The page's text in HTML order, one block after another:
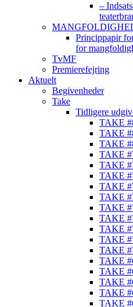
–
Princippapir
for
TvMF
Premierefejring
Aktuelt
Begivenheder
Take
Tidligere
TAKE
TAKE
TAKE
TAKE
TAKE
TAKE
TAKE
TAKE
TAKE
TAKE
TAKE
TAKE
TAKE
TAKE
TAKE
TAKE
TAKE
TAKE